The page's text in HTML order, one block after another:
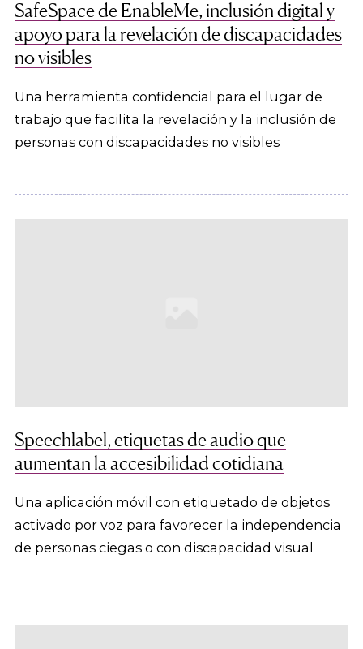
SafeSpace de EnableMe, inclusión digital y
apoyo para la revelación de discapacidades
no visibles
Una herramienta confidencial para el lugar de
trabajo que facilita la revelación y la inclusión de
personas con discapacidades no visibles
Speechlabel, etiquetas de audio que
aumentan la accesibilidad cotidiana
Una aplicación móvil con etiquetado de objetos
activado por voz para favorecer la independencia
de personas ciegas o con discapacidad visual